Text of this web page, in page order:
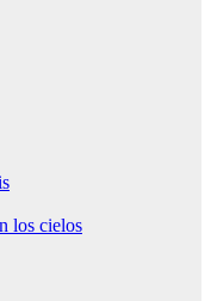
los cielos